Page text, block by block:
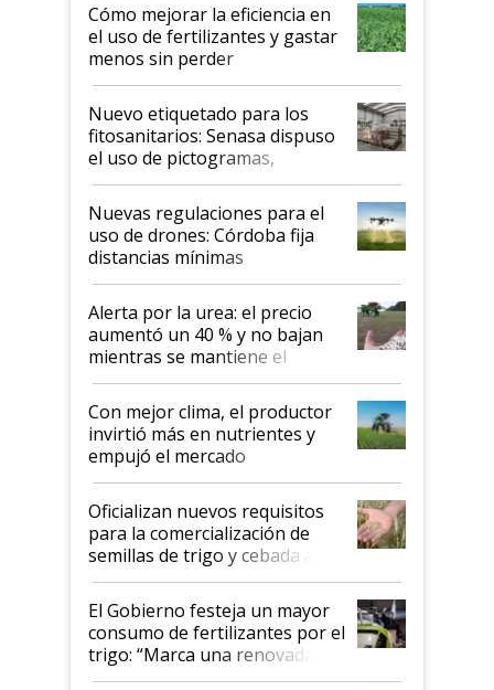
Cómo mejorar la eficiencia en
el uso de fertilizantes y gastar
menos sin perder
productividad en la campaña
fina
Nuevo etiquetado para los
fitosanitarios: Senasa dispuso
el uso de pictogramas,
palabras de advertencia e
indicaciones
Nuevas regulaciones para el
uso de drones: Córdoba fija
distancias mínimas
Alerta por la urea: el precio
aumentó un 40 % y no bajan
mientras se mantiene el
conflicto en Medio Oriente
Con mejor clima, el productor
invirtió más en nutrientes y
empujó el mercado
Oficializan nuevos requisitos
para la comercialización de
semillas de trigo y cebada a
granel
El Gobierno festeja un mayor
consumo de fertilizantes por el
trigo: “Marca una renovada
confianza de los productores”